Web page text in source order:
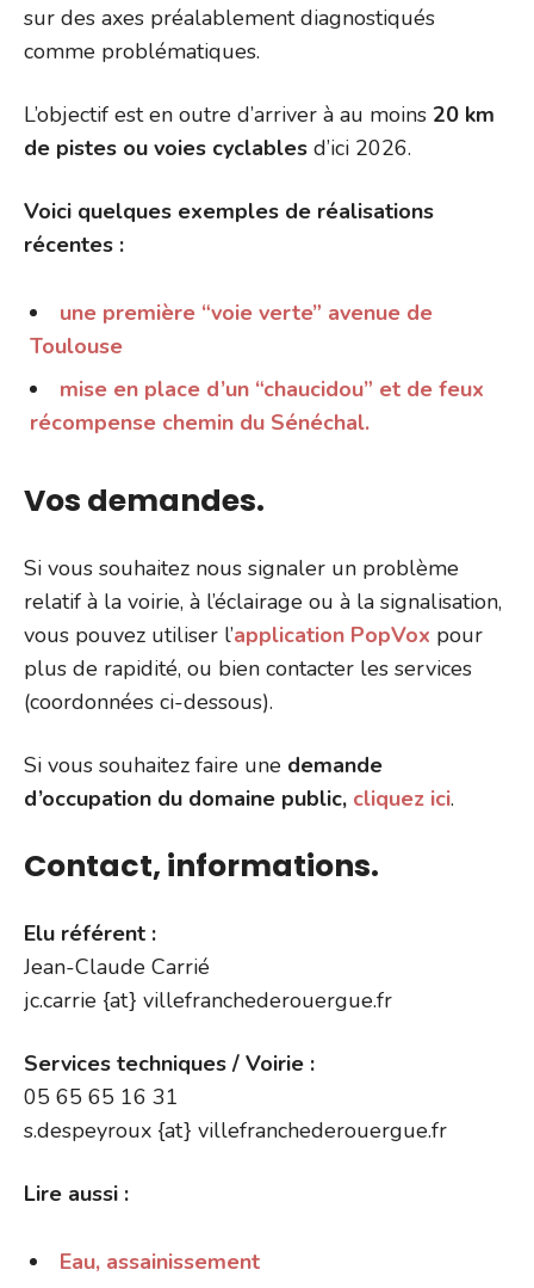
sur des axes préalablement diagnostiqués
comme problématiques.
L’objectif est en outre d’arriver à au moins 20 km
de pistes ou voies cyclables d’ici 2026.
Voici quelques exemples de réalisations
récentes :
une première “voie verte” avenue de
Toulouse
mise en place d’un “chaucidou” et de feux
récompense chemin du Sénéchal.
Vos demandes.
Si vous souhaitez nous signaler un problème
relatif à la voirie, à l’éclairage ou à la signalisation,
vous pouvez utiliser l’application PopVox pour
plus de rapidité, ou bien contacter les services
(coordonnées ci-dessous).
Si vous souhaitez faire une demande
d’occupation du domaine public, cliquez ici.
Contact, informations.
Elu référent :
Jean-Claude Carrié
jc.carrie {at} villefranchederouergue.fr
Services techniques / Voirie :
05 65 65 16 31
s.despeyroux {at} villefranchederouergue.fr
Lire aussi :
Eau, assainissement